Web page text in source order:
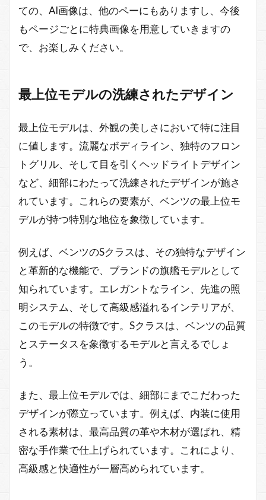
ての、AI画像は、他のペーにもありますし、今後
もページごとに特典画像を用意していきますの
で、お楽しみください。
最上位モデルの洗練されたデザイン
最上位モデルは、外観の美しさにおいて特に注目
に値します。流麗なボディライン、独特のフロン
トグリル、そして目を引くヘッドライトデザイン
など、細部にわたって洗練されたデザインが施さ
れています。これらの要素が、ベンツの最上位モ
デルが持つ特別な地位を象徴しています。
例えば、ベンツのSクラスは、その独特なデザイン
と革新的な機能で、ブランドの旗艦モデルとして
知られています。エレガントなライン、先進の照
明システム、そして高級感溢れるインテリアが、
このモデルの特徴です。Sクラスは、ベンツの品質
とステータスを象徴するモデルと言えるでしょ
う。
また、最上位モデルでは、細部にまでこだわった
デザインが際立っています。例えば、内装に使用
される素材は、最高品質の革や木材が選ばれ、精
密な手作業で仕上げられています。これにより、
高級感と快適性が一層高められています。